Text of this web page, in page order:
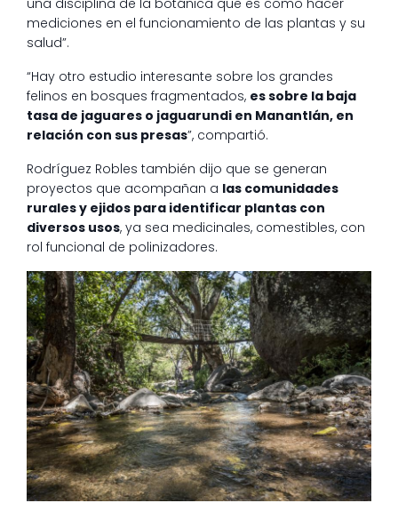
una disciplina de la botánica que es como hacer
mediciones en el funcionamiento de las plantas y su
salud”.
“Hay otro estudio interesante sobre los grandes
felinos en bosques fragmentados, es sobre la baja
tasa de jaguares o jaguarundi en Manantlán, en
relación con sus presas”, compartió.
Rodríguez Robles también dijo que se generan
proyectos que acompañan a las comunidades
rurales y ejidos para identificar plantas con
diversos usos, ya sea medicinales, comestibles, con
rol funcional de polinizadores.